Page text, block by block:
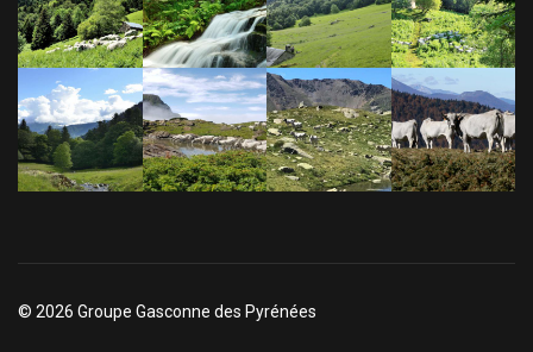
© 2026 Groupe Gasconne des Pyrénées